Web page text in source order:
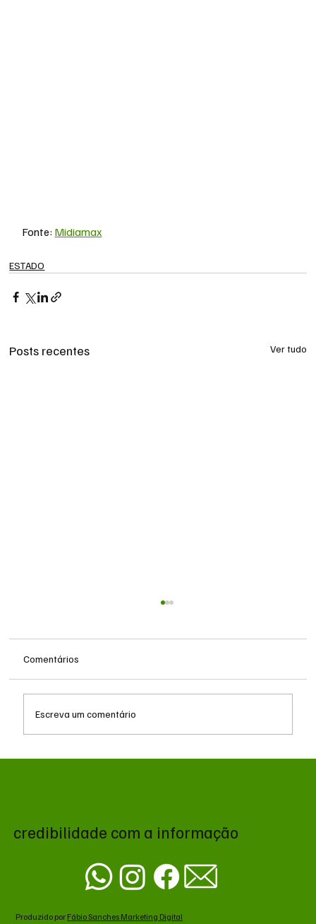
Fonte: Midiamax
ESTADO
Posts recentes Ver tudo
Comentários
Escreva um comentário
credibilidade com a informação
Produzido por Fábio Sanches Marketing Digital